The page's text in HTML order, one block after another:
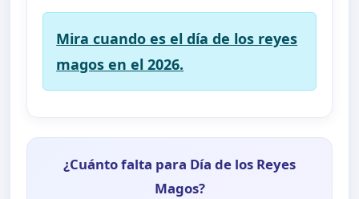
Mira cuando es el día de los reyes
magos en el 2026.
¿Cuánto falta para Día de los Reyes
Magos?